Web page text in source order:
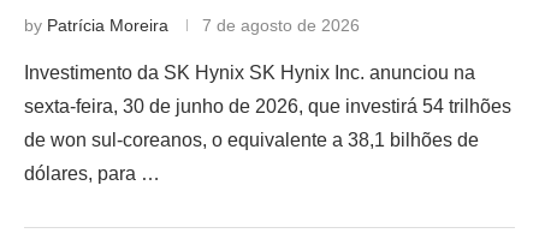
by Patrícia Moreira 7 de agosto de 2026
Investimento da SK Hynix SK Hynix Inc. anunciou na
sexta-feira, 30 de junho de 2026, que investirá 54 trilhões
de won sul-coreanos, o equivalente a 38,1 bilhões de
dólares, para …